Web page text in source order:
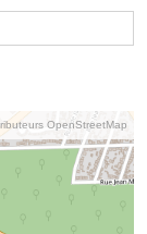
OpenStreetMap